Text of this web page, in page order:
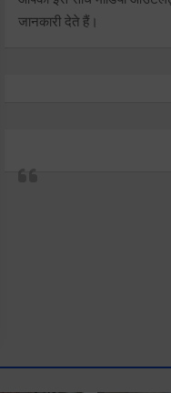
जानकारी देते हैं।